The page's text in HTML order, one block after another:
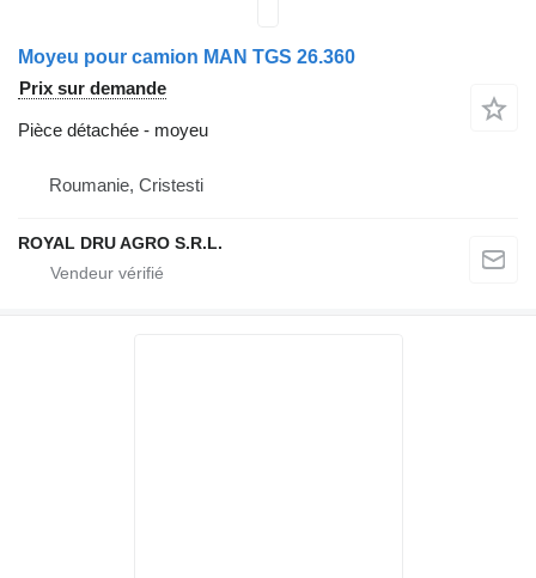
Moyeu pour camion MAN TGS 26.360
Prix sur demande
Pièce détachée - moyeu
Roumanie, Cristesti
ROYAL DRU AGRO S.R.L.